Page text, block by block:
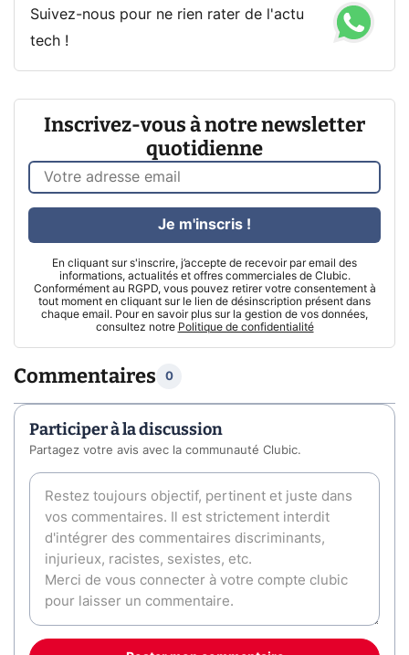
Suivez-nous pour ne rien rater de l'actu
tech !
Inscrivez-vous à notre newsletter
quotidienne
En cliquant sur s'inscrire, j’accepte de recevoir par email des
informations, actualités et offres commerciales de Clubic.
Conformément au RGPD, vous pouvez retirer votre consentement à
tout moment en cliquant sur le lien de désinscription présent dans
chaque email. Pour en savoir plus sur la gestion de vos données,
consultez notre Politique de confidentialité
Je m'inscris !
Commentaires 0
Participer à la discussion
Partagez votre avis avec la communauté Clubic.